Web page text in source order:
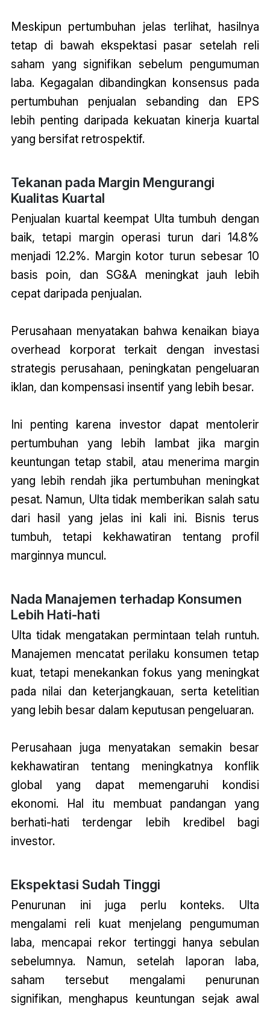
Meskipun pertumbuhan jelas terlihat, hasilnya
tetap di bawah ekspektasi pasar setelah reli
saham yang signifikan sebelum pengumuman
laba. Kegagalan dibandingkan konsensus pada
pertumbuhan penjualan sebanding dan EPS
lebih penting daripada kekuatan kinerja kuartal
yang bersifat retrospektif.
Tekanan pada Margin Mengurangi
Kualitas Kuartal
Penjualan kuartal keempat Ulta tumbuh dengan
baik, tetapi margin operasi turun dari 14.8%
menjadi 12.2%. Margin kotor turun sebesar 10
basis poin, dan SG&A meningkat jauh lebih
cepat daripada penjualan.
Perusahaan menyatakan bahwa kenaikan biaya
overhead korporat terkait dengan investasi
strategis perusahaan, peningkatan pengeluaran
iklan, dan kompensasi insentif yang lebih besar.
Ini penting karena investor dapat mentolerir
pertumbuhan yang lebih lambat jika margin
keuntungan tetap stabil, atau menerima margin
yang lebih rendah jika pertumbuhan meningkat
pesat. Namun, Ulta tidak memberikan salah satu
dari hasil yang jelas ini kali ini. Bisnis terus
tumbuh, tetapi kekhawatiran tentang profil
marginnya muncul.
Nada Manajemen terhadap Konsumen
Lebih Hati-hati
Ulta tidak mengatakan permintaan telah runtuh.
Manajemen mencatat perilaku konsumen tetap
kuat, tetapi menekankan fokus yang meningkat
pada nilai dan keterjangkauan, serta ketelitian
yang lebih besar dalam keputusan pengeluaran.
Perusahaan juga menyatakan semakin besar
kekhawatiran tentang meningkatnya konflik
global yang dapat memengaruhi kondisi
ekonomi. Hal itu membuat pandangan yang
berhati-hati terdengar lebih kredibel bagi
investor.
Ekspektasi Sudah Tinggi
Penurunan ini juga perlu konteks. Ulta
mengalami reli kuat menjelang pengumuman
laba, mencapai rekor tertinggi hanya sebulan
sebelumnya. Namun, setelah laporan laba,
saham tersebut mengalami penurunan
signifikan, menghapus keuntungan sejak awal